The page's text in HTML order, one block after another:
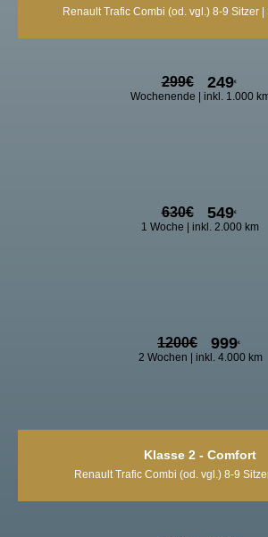
Renault Trafic Combi (od. vgl.) 8-9 Sitzer
299€ 249€
Wochenende | inkl. 1.000
630€ 549€
1 Woche | inkl. 2.000 km
1200€ 999€
2 Wochen | inkl. 4.000 km
Klasse 2 - Comfort
Renault Trafic Combi (od. vgl.) 8-9